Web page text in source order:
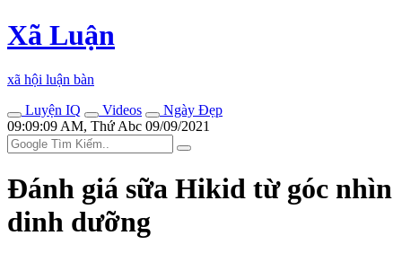
Xã Luận
xã hội luận bàn
Luyện IQ
Videos
Ngày Đẹp
09:09:09 AM, Thứ Abc 09/09/2021
Đánh giá sữa Hikid từ góc nhìn
dinh dưỡng